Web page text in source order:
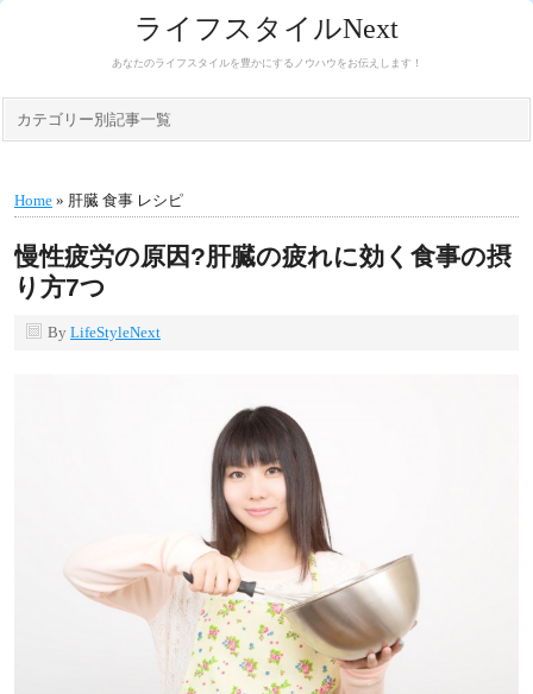
ライフスタイルNext
あなたのライフスタイルを豊かにするノウハウをお伝えします！
カテゴリー別記事一覧
Home » 肝臓 食事 レシピ
慢性疲労の原因?肝臓の疲れに効く食事の摂
り方7つ
By LifeStyleNext